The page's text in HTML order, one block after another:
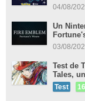
04/08/
Un
03/08/
Test de
Tales,
Test